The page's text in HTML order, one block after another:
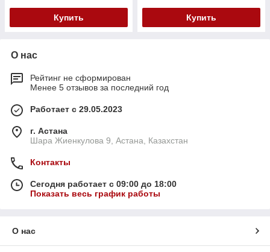
Купить Купить
О нас
Рейтинг не сформирован
Менее 5 отзывов за последний год
Работает с 29.05.2023
г. Астана
Шара Жиенкулова 9, Астана, Казахстан
Контакты
Сегодня работает с 09:00 до 18:00
Показать весь график работы
О нас